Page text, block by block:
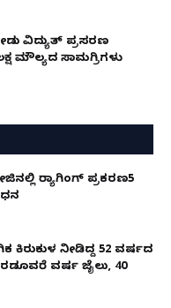
ವಿದ್ಯುತ್ ಪ್ರಸರಣ
ಮೌಲ್ಯದ ಸಾಮಗ್ರಿಗಳು
ರ‌್ಯಾಗಿಂಗ್ ಪ್ರಕರಣ5
ಕಿರುಕುಳ ನೀಡಿದ್ದ 52 ವರ್ಷದ
ವರ್ಷ ಜೈಲು, ₹40